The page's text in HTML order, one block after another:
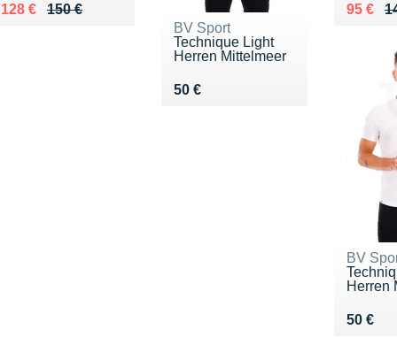
150 €
Au lieu de 150 €
128 €
Vendu 128 €
BV Sport
Technique Light
Herren Mittelmeer
50 €
Vendu 50 €
Au lieu
95 €
Vendu
BV
Herren
50 €
Vendu